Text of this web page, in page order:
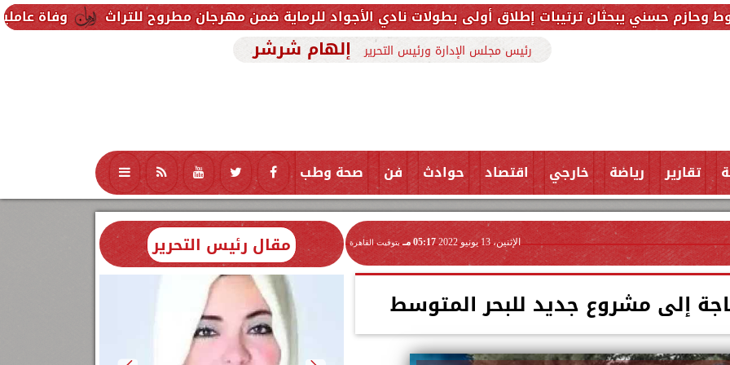
وفاة عاملين متأثرين ترتيبات إطلاق أولى بطولات نادي الأجواد للرماية ضمن مهرجان مطروح للتراث
رئيس مجلس الإدارة ورئيس التحرير إلهام شرشر
تقارير رياضة خارجي اقتصاد حوادث فن صحة وطب تكنولوجيا منوعات محافظات
الإثنين، 13 يونيو 2022 05:17 مـ بتوقيت القاهرة
إلى مشروع جديد للبحر المتوسط
مقال رئيس التحرير